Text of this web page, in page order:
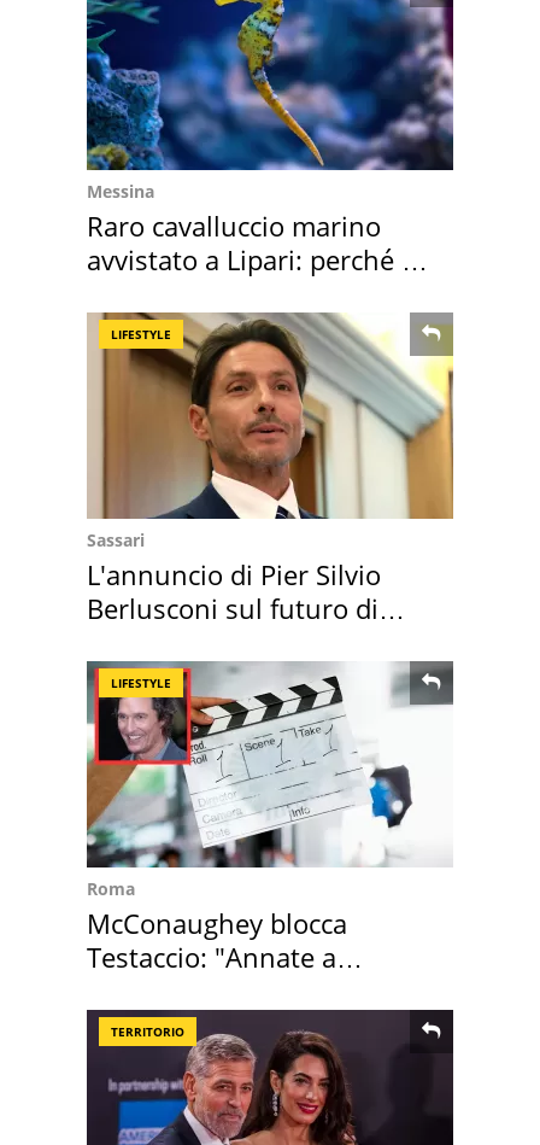
Messina
Raro cavalluccio marino
avvistato a Lipari: perché è
LIFESTYLE
Sassari
L'annuncio di Pier Silvio
Berlusconi sul futuro di
LIFESTYLE
Roma
McConaughey blocca
Testaccio: "Annate a
TERRITORIO